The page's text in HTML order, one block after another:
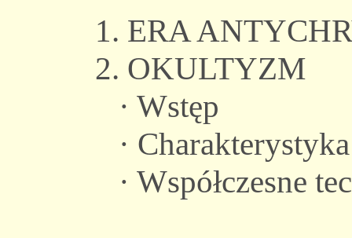
1. ERA
2. OKULTYZM
· Wstęp
· Charakterystyka
· Współczesne